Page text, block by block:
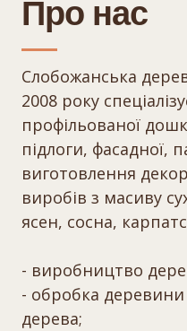
Про нас
Слобожанська
2008 року
профільованої
підлоги, фасадної,
виготовлення
виробів з масиву
ясен, сосна,
- виробництво
- обробка
дерева;